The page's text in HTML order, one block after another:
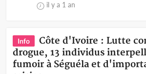
il y a 1 an
Info
Côte d'Ivoire : Lutte
drogue, 13 individus
fumoir à Séguéla et